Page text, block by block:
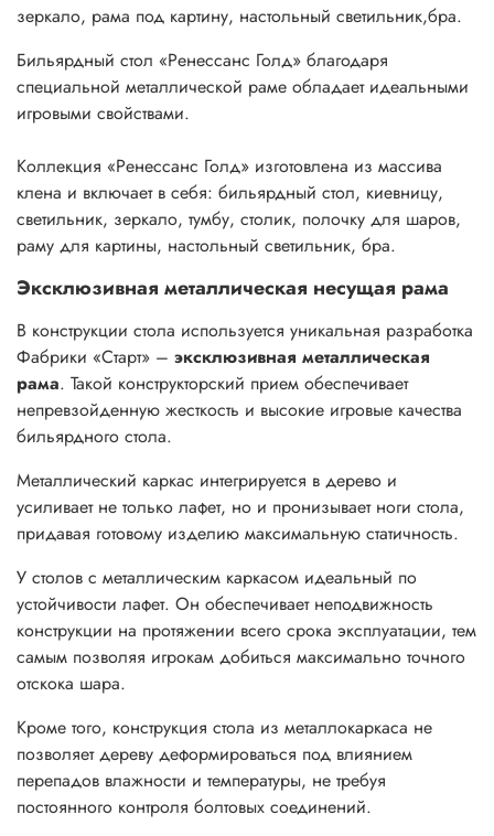
зеркало, рама под картину, настольный светильник,бра.
Бильярдный стол «Ренессанс Голд» благодаря
специальной металлической раме обладает идеальными
игровыми свойствами.
Коллекция «Ренессанс Голд» изготовлена из массива
клена и включает в себя: бильярдный стол, киевницу,
светильник, зеркало, тумбу, столик, полочку для шаров,
раму для картины, настольный светильник, бра.
Эксклюзивная металлическая несущая рама
В конструкции стола используется уникальная разработка
Фабрики «Старт» – эксклюзивная металлическая
рама. Такой конструкторский прием обеспечивает
непревзойденную жесткость и высокие игровые качества
бильярдного стола.
Металлический каркас интегрируется в дерево и
усиливает не только лафет, но и пронизывает ноги стола,
придавая готовому изделию максимальную статичность.
У столов с металлическим каркасом идеальный по
устойчивости лафет. Он обеспечивает неподвижность
конструкции на протяжении всего срока эксплуатации, тем
самым позволяя игрокам добиться максимально точного
отскока шара.
Кроме того, конструкция стола из металлокаркаса не
позволяет дереву деформироваться под влиянием
перепадов влажности и температуры, не требуя
постоянного контроля болтовых соединений.